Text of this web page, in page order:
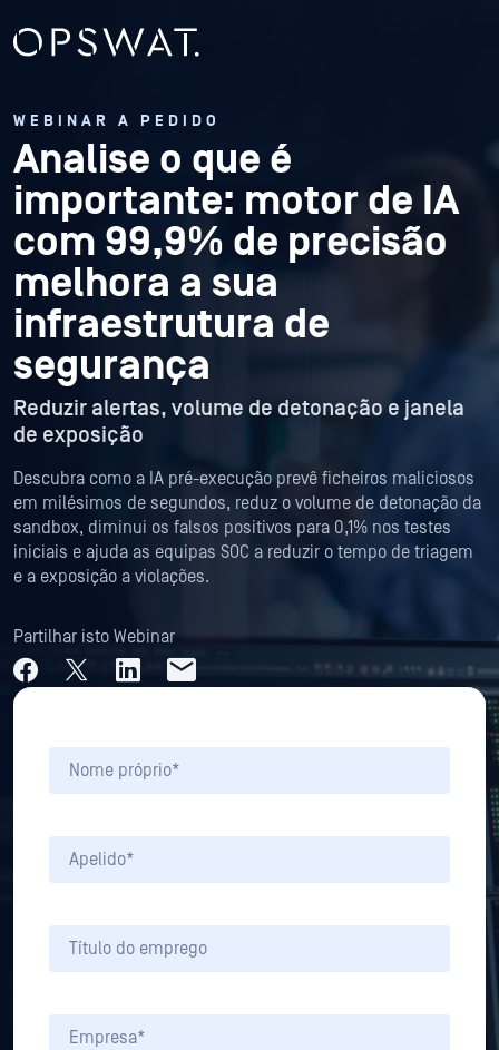
WEBINAR A PEDIDO
Analise o que é
importante: motor de IA
com 99,9% de precisão
melhora a sua
infraestrutura de
segurança
Reduzir alertas, volume de detonação e janela
de exposição
Descubra como a IA pré-execução prevê ficheiros maliciosos
em milésimos de segundos, reduz o volume de detonação da
sandbox, diminui os falsos positivos para 0,1% nos testes
iniciais e ajuda as equipas SOC a reduzir o tempo de triagem
e a exposição a violações.
Partilhar isto Webinar